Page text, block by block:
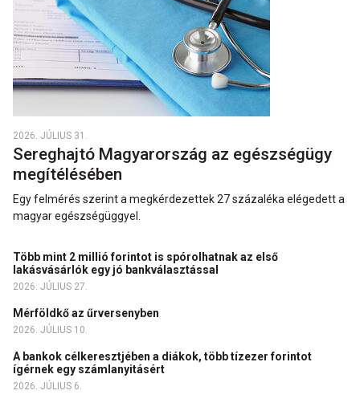
2026. JÚLIUS 31.
Sereghajtó Magyarország az egészségügy
megítélésében
Egy felmérés szerint a megkérdezettek 27 százaléka elégedett a
magyar egészségüggyel.
Több mint 2 millió forintot is spórolhatnak az első
lakásvásárlók egy jó bankválasztással
2026. JÚLIUS 27.
Mérföldkő az űrversenyben
2026. JÚLIUS 10.
A bankok célkeresztjében a diákok, több tízezer forintot
ígérnek egy számlanyitásért
2026. JÚLIUS 6.